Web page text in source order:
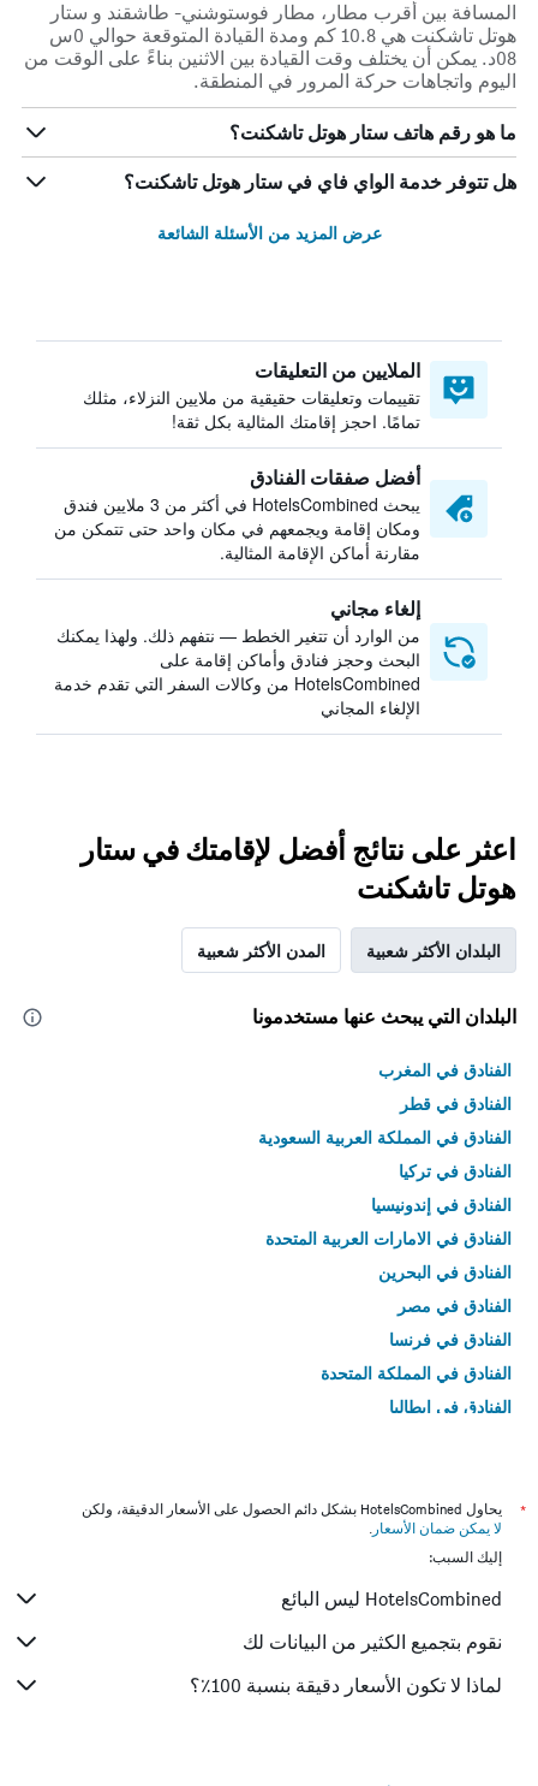
المسافة بين أقرب مطار، مطار فوستوشني- طاشقند و ستار
هوتل تاشكنت هي 10.8 كم ومدة القيادة المتوقعة حوالي 0س
08د. يمكن أن يختلف وقت القيادة بين الاثنين بناءً على الوقت من
اليوم واتجاهات حركة المرور في المنطقة.
ما هو رقم هاتف ستار هوتل تاشكنت؟
هل تتوفر خدمة الواي فاي في ستار هوتل تاشكنت؟
عرض المزيد من الأسئلة الشائعة
الملايين من التعليقات
تقييمات وتعليقات حقيقية من ملايين النزلاء، مثلك
تمامًا. احجز إقامتك المثالية بكل ثقة!
أفضل صفقات الفنادق
يبحث HotelsCombined في أكثر من 3 ملايين فندق
ومكان إقامة ويجمعهم في مكان واحد حتى تتمكن من
مقارنة أماكن الإقامة المثالية.
إلغاء مجاني
من الوارد أن تتغير الخطط — نتفهم ذلك. ولهذا يمكنك
البحث وحجز فنادق وأماكن إقامة على
HotelsCombined من وكالات السفر التي تقدم خدمة
الإلغاء المجاني
اعثر على نتائج أفضل لإقامتك في ستار
هوتل تاشكنت
البلدان الأكثر شعبية المدن الأكثر شعبية
البلدان التي يبحث عنها مستخدمونا
الفنادق في المغرب
الفنادق في قطر
الفنادق في المملكة العربية السعودية
الفنادق في تركيا
الفنادق في إندونيسيا
الفنادق في الامارات العربية المتحدة
الفنادق في البحرين
الفنادق في مصر
الفنادق في فرنسا
الفنادق في المملكة المتحدة
الفنادق في إيطاليا
*
يحاول HotelsCombined بشكل دائم الحصول على الأسعار الدقيقة، ولكن
لا يمكن ضمان الأسعار .
إليك السبب:
HotelsCombined ليس البائع
نقوم بتجميع الكثير من البيانات لك
لماذا لا تكون الأسعار دقيقة بنسبة 100٪؟